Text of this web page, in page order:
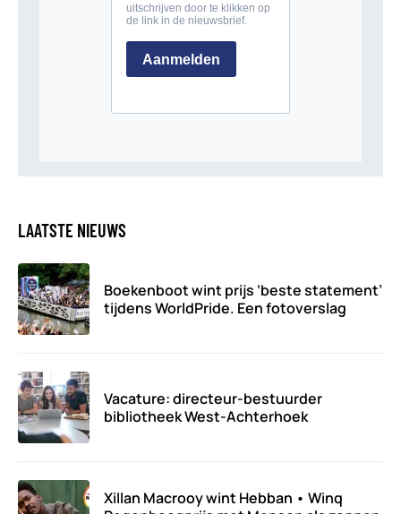
LAATSTE NIEUWS
Boekenboot wint prijs ‘beste statement’
tijdens WorldPride. Een fotoverslag
Vacature: directeur-bestuurder
bibliotheek West-Achterhoek
Xillan Macrooy wint Hebban • Winq